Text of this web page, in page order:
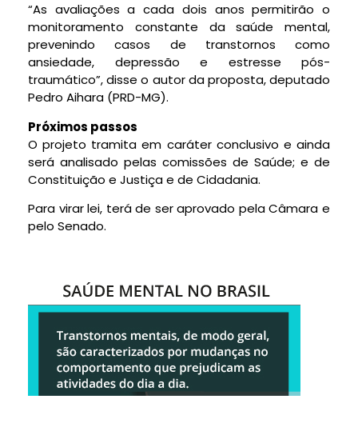
“As avaliações a cada dois anos permitirão o
monitoramento constante da saúde mental,
prevenindo casos de transtornos como
ansiedade, depressão e estresse pós-
traumático”, disse o autor da proposta, deputado
Pedro Aihara (PRD-MG).
Próximos passos
O projeto tramita em caráter conclusivo e ainda
será analisado pelas comissões de Saúde; e de
Constituição e Justiça e de Cidadania.
Para virar lei, terá de ser aprovado pela Câmara e
pelo Senado.